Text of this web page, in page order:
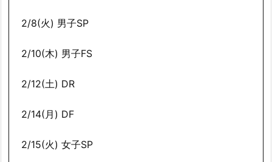
2/8(火) 男子SP
2/10(木) 男子FS
2/12(土) DR
2/14(月) DF
2/15(火) 女子SP